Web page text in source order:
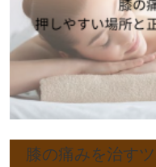
膝の痛みを治す